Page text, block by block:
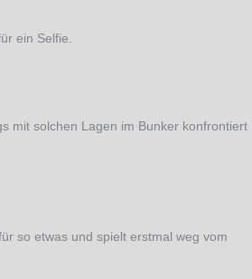
ein Selfie.
mit solchen Lagen im Bunker konfrontiert
so etwas und spielt erstmal weg vom